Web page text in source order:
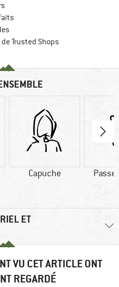
Trusted Shops
Capuche
ET
VU CET ARTICLE ONT
REGARDÉ